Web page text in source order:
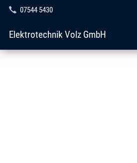
07544 5430
Elektrotechnik Volz GmbH